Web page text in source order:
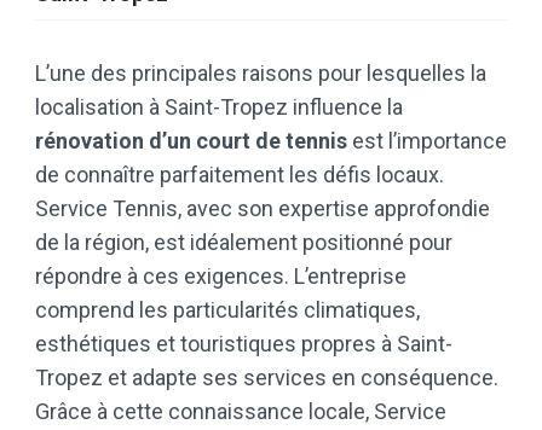
L’une des principales raisons pour lesquelles la
localisation à Saint-Tropez influence la
rénovation d’un court de tennis est l’importance
de connaître parfaitement les défis locaux.
Service Tennis, avec son expertise approfondie
de la région, est idéalement positionné pour
répondre à ces exigences. L’entreprise
comprend les particularités climatiques,
esthétiques et touristiques propres à Saint-
Tropez et adapte ses services en conséquence.
Grâce à cette connaissance locale, Service